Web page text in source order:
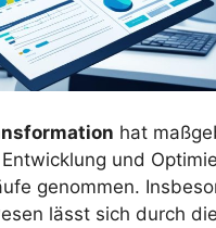
hat
und
genommen.
lässt sich durch die